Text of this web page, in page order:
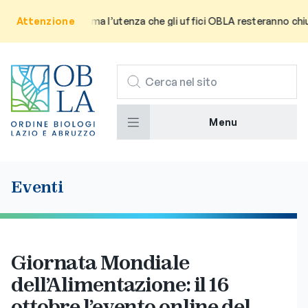
Attenzione
Si informa l’utenza che gli uffici OBLA resteranno chiusi
CERCA
Menu
Eventi
Giornata Mondiale
dell’Alimentazione: il 16